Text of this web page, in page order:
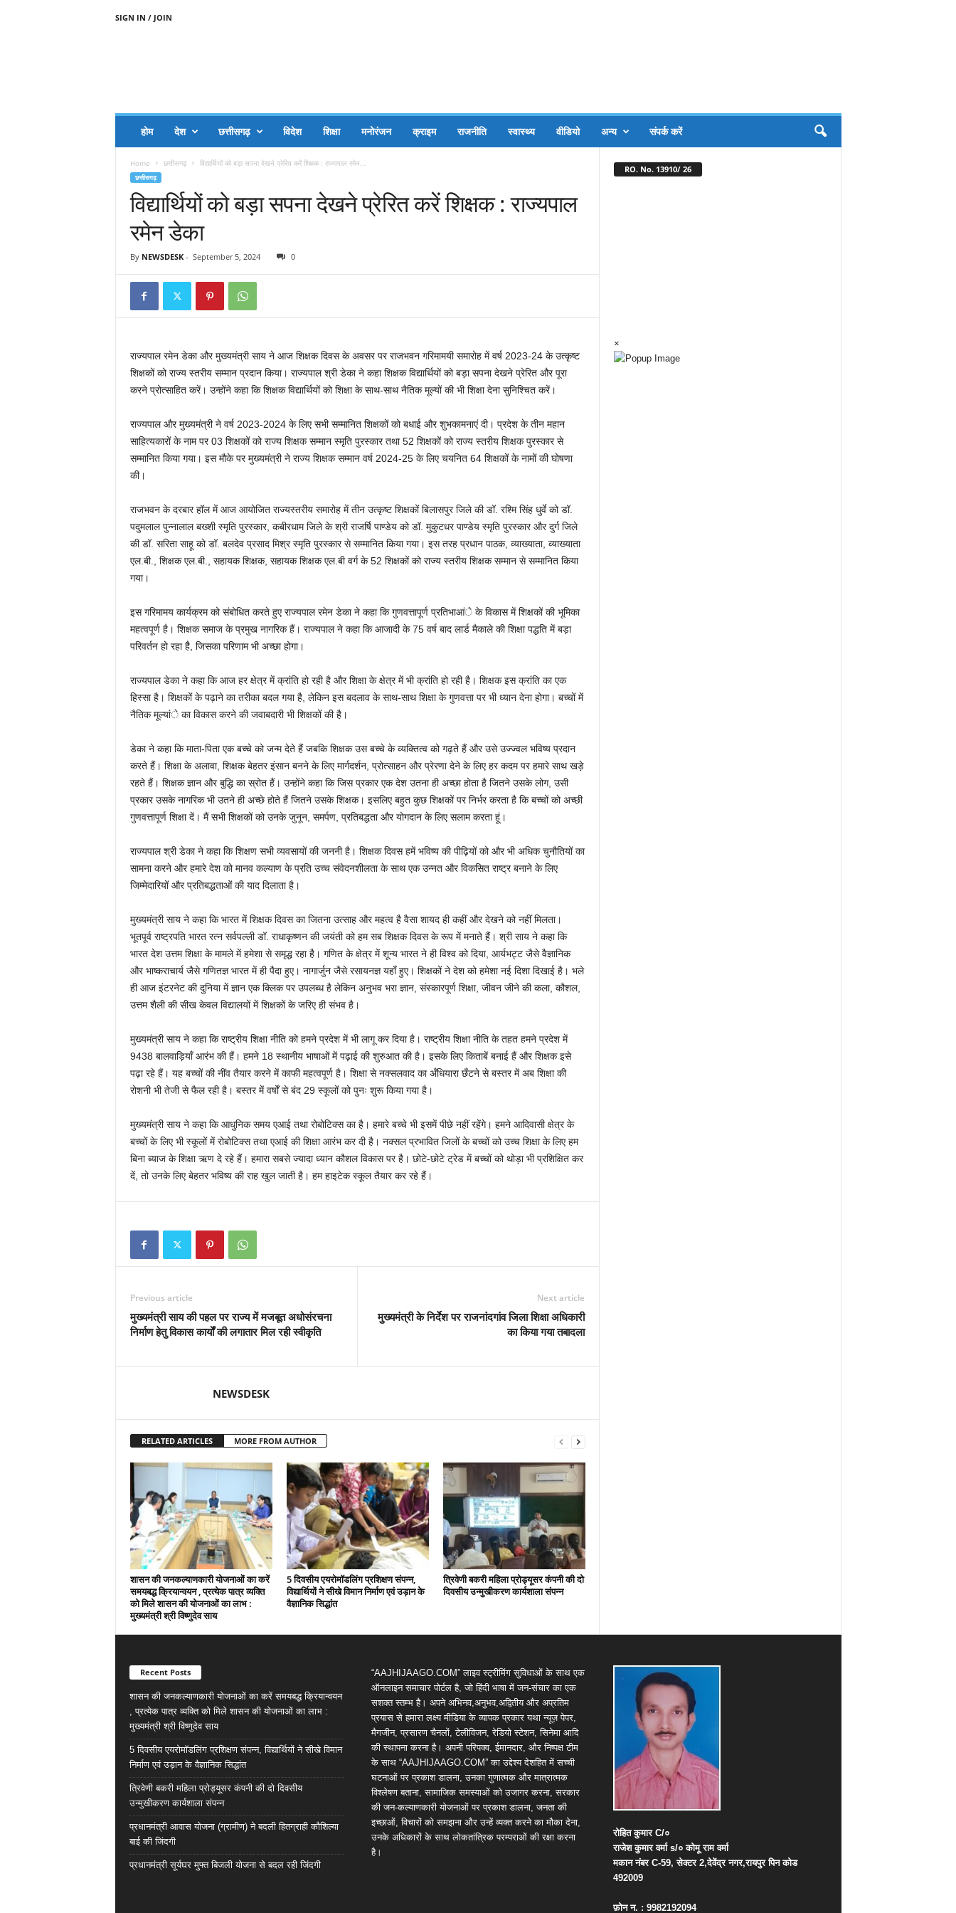
SIGN IN / JOIN
होम देश छत्तीसगढ़ विदेश शिक्षा मनोरंजन क्राइम राजनीति स्वास्थ्य वीडियो अन्य संपर्क करें
Home छत्तीसगढ़ विद्यार्थियों को बड़ा सपना देखने प्रेरित करें शिक्षक : राज्यपाल रमेन...
छत्तीसगढ़
विद्यार्थियों को बड़ा सपना देखने प्रेरित करें शिक्षक : राज्यपाल
रमेन डेका
By NEWSDESK- September 5, 2024 0
राज्यपाल रमेन डेका और मुख्यमंत्री साय ने आज शिक्षक दिवस के अवसर पर राजभवन गरिमामयी समारोह में वर्ष 2023-24 के उत्कृष्ट
शिक्षकों को राज्य स्तरीय सम्मान प्रदान किया। राज्यपाल श्री डेका ने कहा शिक्षक विद्यार्थियों को बड़ा सपना देखने प्रेरित और पूरा
करने प्रोत्साहित करें। उन्होंने कहा कि शिक्षक विद्यार्थियों को शिक्षा के साथ-साथ नैतिक मूल्यों की भी शिक्षा देना सुनिश्चित करें।
राज्यपाल और मुख्यमंत्री ने वर्ष 2023-2024 के लिए सभी सम्मानित शिक्षकों को बधाई और शुभकामनाएं दी। प्रदेश के तीन महान
साहित्यकारों के नाम पर 03 शिक्षकों को राज्य शिक्षक सम्मान स्मृति पुरस्कार तथा 52 शिक्षकों को राज्य स्तरीय शिक्षक पुरस्कार से
सम्मानित किया गया। इस मौके पर मुख्यमंत्री ने राज्य शिक्षक सम्मान वर्ष 2024-25 के लिए चयनित 64 शिक्षकों के नामों की घोषणा
की।
राजभवन के दरबार हॉल में आज आयोजित राज्यस्तरीय समारोह में तीन उत्कृष्ट शिक्षकों बिलासपुर जिले की डॉ. रश्मि सिंह धुर्वे को डॉ.
पदुमलाल पुन्नालाल बख्शी स्मृति पुरस्कार, कबीरधाम जिले के श्री राजर्षि पाण्डेय को डॉ. मुकुटधर पाण्डेय स्मृति पुरस्कार और दुर्ग जिले
की डॉ. सरिता साहू को डॉ. बलदेव प्रसाद मिश्र स्मृति पुरस्कार से सम्मानित किया गया। इस तरह प्रधान पाठक, व्याख्याता, व्याख्याता
एल.बी., शिक्षक एल.बी., सहायक शिक्षक, सहायक शिक्षक एल.बी वर्ग के 52 शिक्षकों को राज्य स्तरीय शिक्षक सम्मान से सम्मानित किया
गया।
इस गरिमामय कार्यक्रम को संबोधित करते हुए राज्यपाल रमेन डेका ने कहा कि गुणवत्तापूर्ण प्रतिभाआंे के विकास में शिक्षकों की भूमिका
महत्वपूर्ण है। शिक्षक समाज के प्रमुख नागरिक हैं। राज्यपाल ने कहा कि आजादी के 75 वर्ष बाद लार्ड मैकाले की शिक्षा पद्धति में बड़ा
परिवर्तन हो रहा हैै, जिसका परिणाम भी अच्छा होगा।
राज्यपाल डेका ने कहा कि आज हर क्षेत्र में क्रांति हो रही है और शिक्षा के क्षेत्र में भी क्रांति हो रही है। शिक्षक इस क्रांति का एक
हिस्सा है। शिक्षकों के पढ़ाने का तरीका बदल गया है, लेकिन इस बदलाव के साथ-साथ शिक्षा के गुणवत्ता पर भी ध्यान देना होगा। बच्चों में
नैतिक मूल्यांे का विकास करने की जवाबदारी भी शिक्षकों की है।
डेका ने कहा कि माता-पिता एक बच्चे को जन्म देते हैं जबकि शिक्षक उस बच्चे के व्यक्तित्व को गढ़ते हैं और उसे उज्ज्वल भविष्य प्रदान
करते हैं। शिक्षा के अलावा, शिक्षक बेहतर इंसान बनने के लिए मार्गदर्शन, प्रोत्साहन और प्रेरणा देने के लिए हर कदम पर हमारे साथ खड़े
रहते हैं। शिक्षक ज्ञान और बुद्धि का स्रोत हैं। उन्होंने कहा कि जिस प्रकार एक देश उतना ही अच्छा होता है जितने उसके लोग, उसी
प्रकार उसके नागरिक भी उतने ही अच्छे होते हैं जितने उसके शिक्षक। इसलिए बहुत कुछ शिक्षकों पर निर्भर करता है कि बच्चों को अच्छी
गुणवत्तापूर्ण शिक्षा दें। मैं सभी शिक्षकों को उनके जुनून, समर्पण, प्रतिबद्धता और योगदान के लिए सलाम करता हूं।
राज्यपाल श्री डेका ने कहा कि शिक्षण सभी व्यवसायों की जननी है। शिक्षक दिवस हमें भविष्य की पीढ़ियों को और भी अधिक चुनौतियों का
सामना करने और हमारे देश को मानव कल्याण के प्रति उच्च संवेदनशीलता के साथ एक उन्नत और विकसित राष्ट्र बनाने के लिए
जिम्मेदारियों और प्रतिबद्धताओं की याद दिलाता है।
मुख्यमंत्री साय ने कहा कि भारत में शिक्षक दिवस का जितना उत्साह और महत्व है वैसा शायद ही कहीं और देखने को नहीं मिलता।
भूतपूर्व राष्ट्रपति भारत रत्न सर्वपल्ली डॉ. राधाकृष्णन की जयंती को हम सब शिक्षक दिवस के रूप में मनाते हैं। श्री साय ने कहा कि
भारत देश उत्तम शिक्षा के मामले में हमेशा से समृद्ध रहा है। गणित के क्षेत्र में शून्य भारत ने ही विश्व को दिया, आर्यभट्ट जैसे वैज्ञानिक
और भाष्कराचार्य जैसे गणितज्ञ भारत में ही पैदा हुए। नागार्जुन जैसे रसायनज्ञ यहाँ हुए। शिक्षकों ने देश को हमेशा नई दिशा दिखाई है। भले
ही आज इंटरनेट की दुनिया में ज्ञान एक क्लिक पर उपलब्ध है लेकिन अनुभव भरा ज्ञान, संस्कारपूर्ण शिक्षा, जीवन जीने की कला, कौशल,
उत्तम शैली की सीख केवल विद्यालयों में शिक्षकों के जरिए ही संभव है।
मुख्यमंत्री साय ने कहा कि राष्ट्रीय शिक्षा नीति को हमने प्रदेश में भी लागू कर दिया है। राष्ट्रीय शिक्षा नीति के तहत हमने प्रदेश में
9438 बालवाड़ियाँ आरंभ की हैं। हमने 18 स्थानीय भाषाओं में पढ़ाई की शुरुआत की है। इसके लिए किताबें बनाई हैं और शिक्षक इसे
पढ़ा रहे हैं। यह बच्चों की नींव तैयार करने में काफी महत्वपूर्ण है। शिक्षा से नक्सलवाद का अँधियारा छँटने से बस्तर में अब शिक्षा की
रोशनी भी तेजी से फैल रही है। बस्तर में वर्षों से बंद 29 स्कूलों को पुनः शुरू किया गया है।
मुख्यमंत्री साय ने कहा कि आधुनिक समय एआई तथा रोबोटिक्स का है। हमारे बच्चे भी इसमें पीछे नहीं रहेंगे। हमने आदिवासी क्षेत्र के
बच्चों के लिए भी स्कूलों में रोबोटिक्स तथा एआई की शिक्षा आरंभ कर दी है। नक्सल प्रभावित जिलों के बच्चों को उच्च शिक्षा के लिए हम
बिना ब्याज के शिक्षा ऋण दे रहे हैं। हमारा सबसे ज्यादा ध्यान कौशल विकास पर है। छोटे-छोटे ट्रेड में बच्चों को थोड़ा भी प्रशिक्षित कर
दें, तो उनके लिए बेहतर भविष्य की राह खुल जाती है। हम हाइटेक स्कूल तैयार कर रहे हैं।
Previous article
मुख्यमंत्री साय की पहल पर राज्य में मजबूत अधोसंरचना
निर्माण हेतु विकास कार्यों की लगातार मिल रही स्वीकृति
Next article
मुख्यमंत्री के निर्देश पर राजनांदगांव जिला शिक्षा अधिकारी
का किया गया तबादला
NEWSDESK
RELATED ARTICLES MORE FROM AUTHOR
शासन की जनकल्याणकारी योजनाओं का करें
समयबद्ध क्रियान्वयन , प्रत्येक पात्र व्यक्ति
को मिले शासन की योजनाओं का लाभ :
मुख्यमंत्री श्री विष्णुदेव साय
5 दिवसीय एयरोमॉडलिंग प्रशिक्षण संपन्न,
विद्यार्थियों ने सीखे विमान निर्माण एवं उड़ान के
वैज्ञानिक सिद्धांत
त्रिवेणी बकरी महिला प्रोड्यूसर कंपनी की दो
दिवसीय उन्मुखीकरण कार्यशाला संपन्न
RO. No. 13910/ 26
×
Recent Posts
शासन की जनकल्याणकारी योजनाओं का करें समयबद्ध क्रियान्वयन
, प्रत्येक पात्र व्यक्ति को मिले शासन की योजनाओं का लाभ :
मुख्यमंत्री श्री विष्णुदेव साय
5 दिवसीय एयरोमॉडलिंग प्रशिक्षण संपन्न, विद्यार्थियों ने सीखे विमान
निर्माण एवं उड़ान के वैज्ञानिक सिद्धांत
त्रिवेणी बकरी महिला प्रोड्यूसर कंपनी की दो दिवसीय
उन्मुखीकरण कार्यशाला संपन्न
प्रधानमंत्री आवास योजना (ग्रामीण) ने बदली हितग्राही कौशिल्या
बाई की जिंदगी
प्रधानमंत्री सूर्यघर मुफ्त बिजली योजना से बदल रही जिंदगी
“AAJHIJAAGO.COM” लाइव स्ट्रीमिंग सुविधाओं के साथ एक
ऑनलाइन समाचार पोर्टल है, जो हिंदी भाषा में जन-संचार का एक
सशक्त स्तम्भ है। अपने अभिनव,अनुभव,अद्वितीय और अप्रतिम
प्रयास से हमारा लक्ष्य मीडिया के व्यापक प्रकार यथा न्यूज़ पेपर,
मैगजीन, प्रसारण चैनलों, टेलीविजन, रेडियो स्टेशन, सिनेमा आदि
की स्थापना करना है। अपनी परिपक्व, ईमानदार, और निष्पक्ष टीम
के साथ “AAJHIJAAGO.COM” का उद्देश्य देशहित में सच्ची
घटनाओं पर प्रकाश डालना, उनका गुणात्मक और मात्रात्मक
विश्लेषण बताना, सामाजिक समस्याओं को उजागर करना, सरकार
की जन-कल्याणकारी योजनाओं पर प्रकाश डालना, जनता की
इच्छाओं, विचारों को समझना और उन्हें व्यक्त करने का मौका देना,
उनके अधिकारों के साथ लोकतांत्रिक परम्पराओं की रक्षा करना
है।
रोहित कुमारC/०
राजेश कुमार वर्माs/० कोमू राम वर्मा
मकान नंबरC-59,सेक्टर2,देवेंद्र नगर,रायपुर पिन कोड
492009
फ़ोन न. : 9982192094